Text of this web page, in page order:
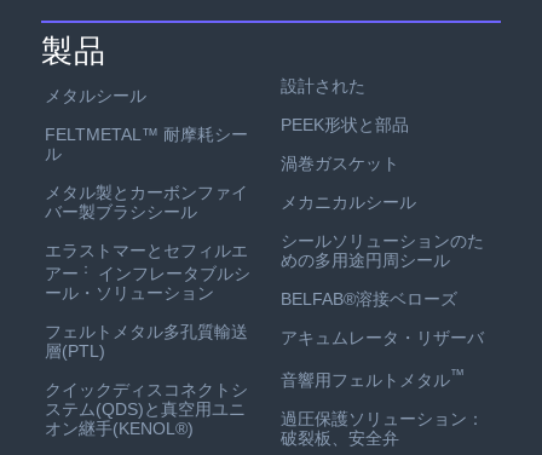
製品
メタルシール
FELTMETAL™ 耐摩耗シー
ル
メタル製とカーボンファイ
バー製ブラシシール
エラストマーとセフィルエ
アー ：
インフレータブルシ
ール・ソリューション
フェルトメタル多孔質輸送
層(PTL)
クイックディスコネクトシ
ステム(QDS)と真空用ユニ
オン継手(KENOL®)
設計された
PEEK形状と部品
渦巻ガスケット
メカニカルシール
シールソリューションのた
めの多用途円周シール
BELFAB®溶接ベローズ
アキュムレータ・リザーバ
音響用フェルトメタル™
過圧保護ソリューション：
破裂板、安全弁